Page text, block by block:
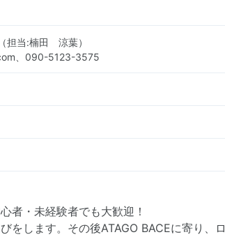
担当:楠田 涼葉）
、090-5123-3575
者・未経験者でも大歓迎！
をします。その後ATAGO BACEに寄り、ロ